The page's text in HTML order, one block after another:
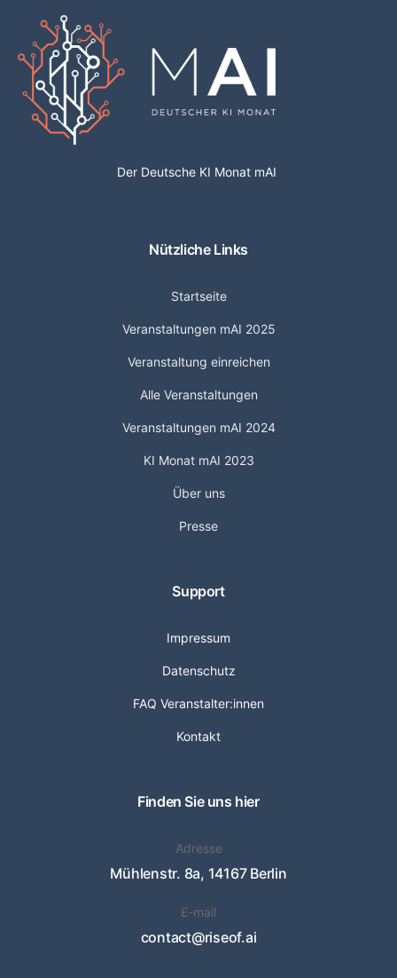
Der Deutsche KI Monat mAI
Nützliche Links
Startseite
Veranstaltungen mAI 2025
Veranstaltung einreichen
Alle Veranstaltungen
Veranstaltungen mAI 2024
KI Monat mAI 2023
Über uns
Presse
Support
Impressum
Datenschutz
FAQ Veranstalter:innen
Kontakt
Finden Sie uns hier
Adresse
Mühlenstr. 8a, 14167 Berlin
E-mail
contact@riseof.ai